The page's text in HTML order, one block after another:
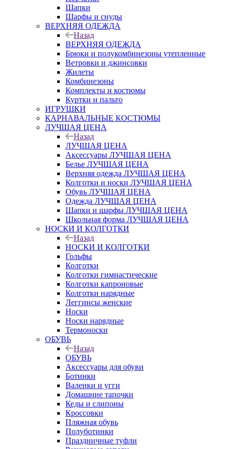
Шапки
Шарфы и снуды
ВЕРХНЯЯ ОДЕЖДА
Назад
ВЕРХНЯЯ ОДЕЖДА
Брюки и полукомбинезоны утепленные
Ветровки и джинсовки
Жилеты
Комбинезоны
Комплекты и костюмы
Куртки и пальто
ИГРУШКИ
КАРНАВАЛЬНЫЕ КОСТЮМЫ
ЛУЧШАЯ ЦЕНА
Назад
ЛУЧШАЯ ЦЕНА
Аксессуары ЛУЧШАЯ ЦЕНА
Белье ЛУЧШАЯ ЦЕНА
Верхняя одежда ЛУЧШАЯ ЦЕНА
Колготки и носки ЛУЧШАЯ ЦЕНА
Обувь ЛУЧШАЯ ЦЕНА
Одежда ЛУЧШАЯ ЦЕНА
Шапки и шарфы ЛУЧШАЯ ЦЕНА
Школьная форма ЛУЧШАЯ ЦЕНА
НОСКИ И КОЛГОТКИ
Назад
НОСКИ И КОЛГОТКИ
Гольфы
Колготки
Колготки гимнастические
Колготки капроновые
Колготки нарядные
Леггинсы женские
Носки
Носки нарядные
Термоноски
ОБУВЬ
Назад
ОБУВЬ
Аксессуары для обуви
Ботинки
Валенки и угги
Домашние тапочки
Кеды и слипоны
Кроссовки
Пляжная обувь
Полуботинки
Праздничные туфли